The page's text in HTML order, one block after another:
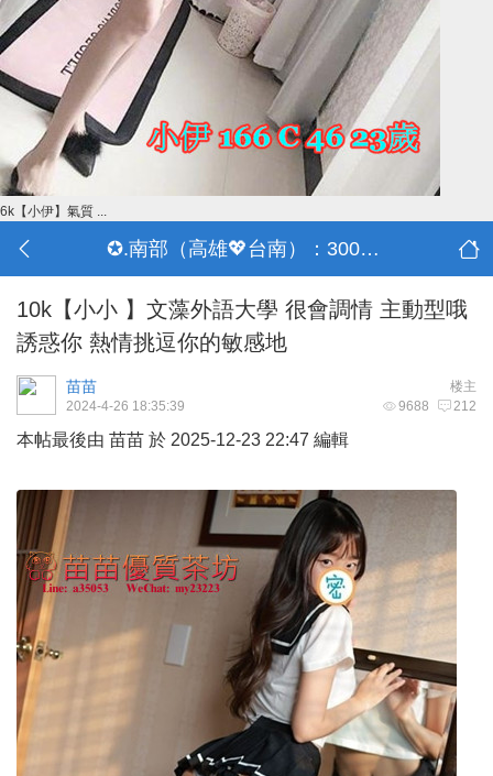
6k【小伊】氣質 ...
✪.南部（高雄💖台南）：3000-30000
10k【小小 】文藻外語大學 很會調情 主動型哦
誘惑你 熱情挑逗你的敏感地
楼主
苗苗
9688 212
2024-4-26 18:35:39
本帖最後由 苗苗 於 2025-12-23 22:47 編輯